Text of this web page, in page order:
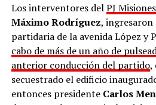
Los interventores delPJ Misiones
Máximo Rodríguez, ingresaron
partidaria de la avenida López y
cabo de más de un año de
anterior conducción del partido,
secuestrado el edificio
entonces presidente Carlos